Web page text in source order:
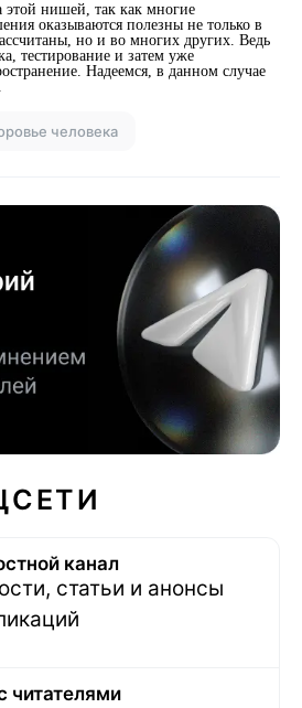
этой нишей, так как многие
оказываются полезны не только в
но и во многих других. Ведь
тестирование и затем уже
Надеемся, в данном случае
человека
канал
статьи и анонсы
читателями